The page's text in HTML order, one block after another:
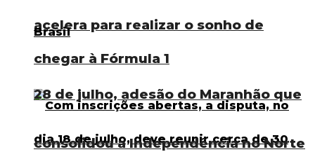
acelera para realizar o sonho de
chegar à Fórmula 1
28 de julho, adesão do Maranhão que
consolidou a Independência no Norte